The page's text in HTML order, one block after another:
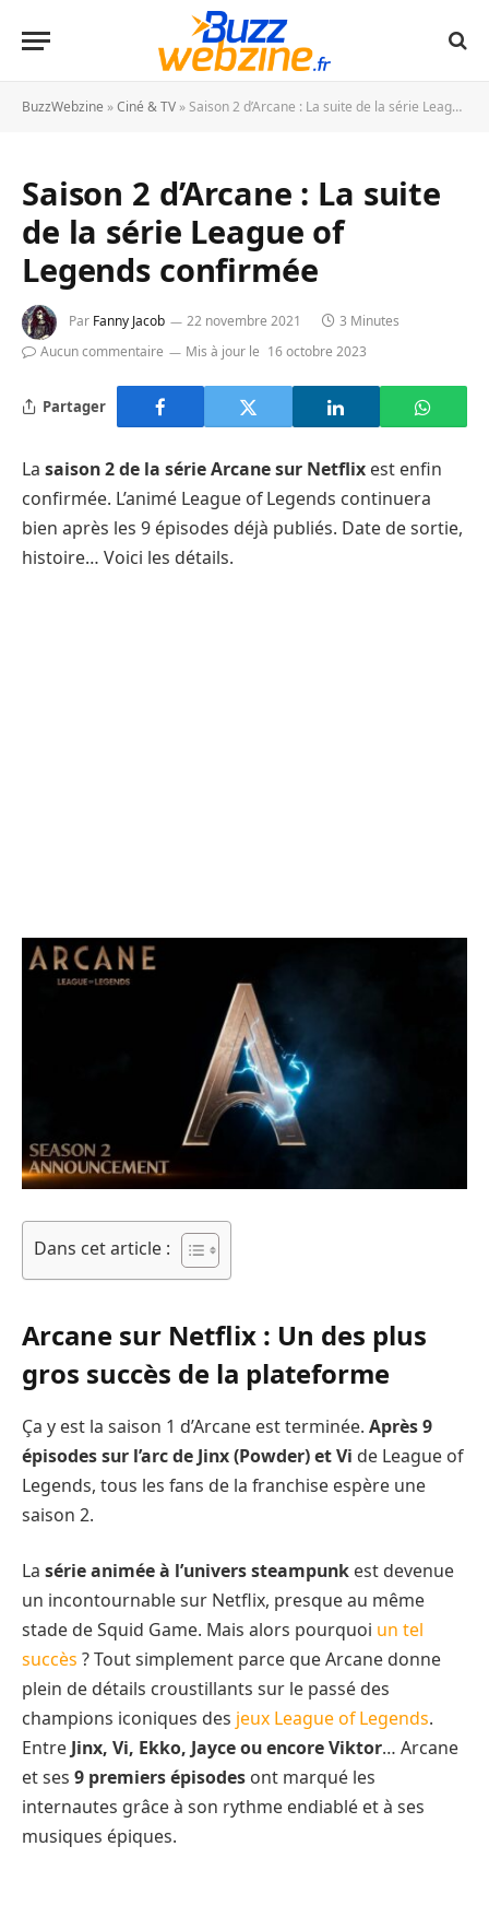
BuzzWebzine »Ciné & TV »Saison 2 d’Arcane : La suite de la série League of Legends confirmée
Saison 2 d’Arcane : La suite
de la série League of
Legends confirmée
Par Fanny Jacob 22 novembre 2021
3 Minutes
Aucun commentaire
Mis à jour le 16 octobre 2023
Partager
La saison 2 de la série Arcane sur Netflix est enfin
confirmée. L’animé League of Legends continuera
bien après les 9 épisodes déjà publiés. Date de sortie,
histoire… Voici les détails.
Dans cet article :
Arcane sur Netflix : Un des plus
gros succès de la plateforme
Ça y est la saison 1 d’Arcane est terminée. Après 9
épisodes sur l’arc de Jinx (Powder) et Vi de League of
Legends, tous les fans de la franchise espère une
saison 2.
La série animée à l’univers steampunk est devenue
un incontournable sur Netflix, presque au même
stade de Squid Game. Mais alors pourquoi un tel
succès ? Tout simplement parce que Arcane donne
plein de détails croustillants sur le passé des
champions iconiques des jeux League of Legends.
Entre Jinx, Vi, Ekko, Jayce ou encore Viktor… Arcane
et ses 9 premiers épisodes ont marqué les
internautes grâce à son rythme endiablé et à ses
musiques épiques.